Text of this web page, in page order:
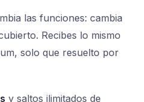
las funciones: cambia
Recibes lo mismo
solo que resuelto por
y saltos ilimitados de